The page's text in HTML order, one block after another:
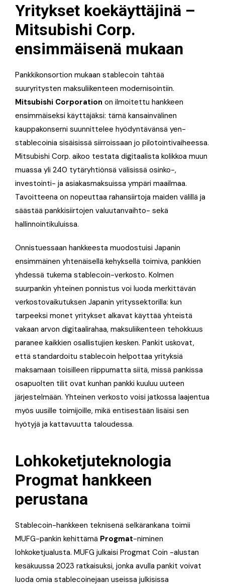
Yritykset koekäyttäjinä –
Mitsubishi Corp.
ensimmäisenä mukaan
Pankkikonsortion mukaan stablecoin tähtää
suuryritysten maksuliikenteen modernisointiin.
Mitsubishi Corporation on ilmoitettu hankkeen
ensimmäiseksi käyttäjäksi: tämä kansainvälinen
kauppakonserni suunnittelee hyödyntävänsä yen-
stablecoinia sisäisissä siirroissaan jo pilotointivaiheessa.
Mitsubishi Corp. aikoo testata digitaalista kolikkoa muun
muassa yli 240 tytäryhtiönsä välisissä osinko-,
investointi- ja asiakasmaksuissa ympäri maailmaa.
Tavoitteena on nopeuttaa rahansiirtoja maiden välillä ja
säästää pankkisiirtojen valuutanvaihto- sekä
hallinnointikuluissa.
Onnistuessaan hankkeesta muodostuisi Japanin
ensimmäinen yhtenäisellä kehyksellä toimiva, pankkien
yhdessä tukema stablecoin-verkosto. Kolmen
suurpankin yhteinen ponnistus voi luoda merkittävän
verkostovaikutuksen Japanin yrityssektorilla: kun
tarpeeksi monet yritykset alkavat käyttää yhteistä
vakaan arvon digitaalirahaa, maksuliikenteen tehokkuus
paranee kaikkien osallistujien kesken. Pankit uskovat,
että standardoitu stablecoin helpottaa yrityksiä
maksamaan toisilleen riippumatta siitä, missä pankissa
osapuolten tilit ovat kunhan pankki kuuluu uuteen
järjestelmään. Yhteinen verkosto voisi jatkossa laajentua
myös uusille toimijoille, mikä entisestään lisäisi sen
hyötyjä ja kattavuutta taloudessa.
Lohkoketjuteknologia
Progmat hankkeen
perustana
Stablecoin-hankkeen teknisenä selkärankana toimii
MUFG-pankin kehittämä Progmat-niminen
lohkoketjualusta. MUFG julkaisi Progmat Coin -alustan
kesäkuussa 2023 ratkaisuksi, jonka avulla pankit voivat
luoda omia stablecoinejaan useissa julkisissa